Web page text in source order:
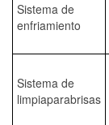
Sistema de
enfriamiento
Sistema de
limpiaparabrisas